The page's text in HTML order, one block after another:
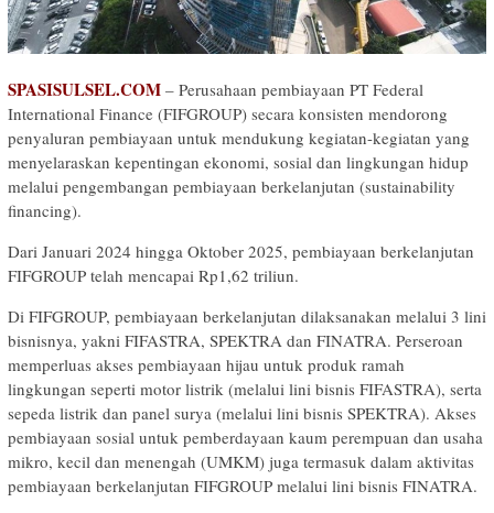
SPASISULSEL.COM – Perusahaan pembiayaan PT Federal
International Finance (FIFGROUP) secara konsisten mendorong
penyaluran pembiayaan untuk mendukung kegiatan-kegiatan yang
menyelaraskan kepentingan ekonomi, sosial dan lingkungan hidup
melalui pengembangan pembiayaan berkelanjutan (sustainability
financing).
Dari Januari 2024 hingga Oktober 2025, pembiayaan berkelanjutan
FIFGROUP telah mencapai Rp1,62 triliun.
Di FIFGROUP, pembiayaan berkelanjutan dilaksanakan melalui 3 lini
bisnisnya, yakni FIFASTRA, SPEKTRA dan FINATRA. Perseroan
memperluas akses pembiayaan hijau untuk produk ramah
lingkungan seperti motor listrik (melalui lini bisnis FIFASTRA), serta
sepeda listrik dan panel surya (melalui lini bisnis SPEKTRA). Akses
pembiayaan sosial untuk pemberdayaan kaum perempuan dan usaha
mikro, kecil dan menengah (UMKM) juga termasuk dalam aktivitas
pembiayaan berkelanjutan FIFGROUP melalui lini bisnis FINATRA.